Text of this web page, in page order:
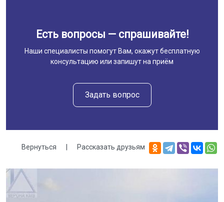
Есть вопросы — спрашивайте!
Наши специалисты помогут Вам, окажут бесплатную
консультацию или запишут на приём
Задать вопрос
Вернуться | Рассказать друзьям
Галерея